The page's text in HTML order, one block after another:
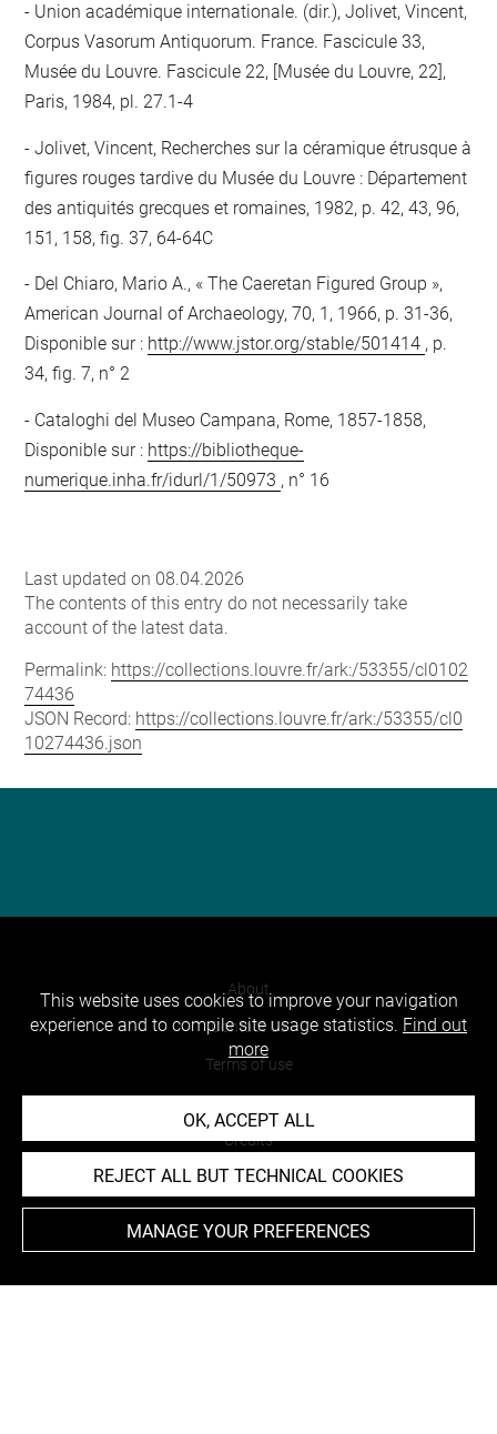
Union académique internationale. (dir.), Jolivet, Vincent,
Corpus Vasorum Antiquorum. France. Fascicule 33,
Musée du Louvre. Fascicule 22, [Musée du Louvre, 22],
Paris, 1984, pl. 27.1-4
Jolivet, Vincent, Recherches sur la céramique étrusque à
figures rouges tardive du Musée du Louvre : Département
des antiquités grecques et romaines, 1982, p. 42, 43, 96,
151, 158, fig. 37, 64-64C
Del Chiaro, Mario A., « The Caeretan Figured Group »,
American Journal of Archaeology, 70, 1, 1966, p. 31-36,
Disponible sur : http://www.jstor.org/stable/501414 , p.
34, fig. 7, n° 2
Cataloghi del Museo Campana, Rome, 1857-1858,
Disponible sur : https://bibliotheque-
numerique.inha.fr/idurl/1/50973 , n° 16
Last updated on 08.04.2026
The contents of this entry do not necessarily take
account of the latest data.
Permalink: https://collections.louvre.fr/ark:/53355/cl0102
74436
JSON Record: https://collections.louvre.fr/ark:/53355/cl0
10274436.json
About
Contact Us
Terms of use
Cookies
Credits
Accessibility : non compliant
This website uses cookies to improve your navigation
experience and to compile site usage statistics. Find out
more
OK, ACCEPT ALL
REJECT ALL BUT TECHNICAL COOKIES
MANAGE YOUR PREFERENCES